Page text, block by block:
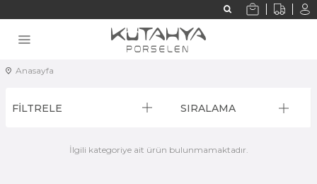
Anasayfa
FİLTRELE SIRALAMA
İlgili kategoriye ait ürün bulunmamaktadır.